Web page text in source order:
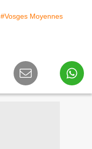
#Vosges Moyennes